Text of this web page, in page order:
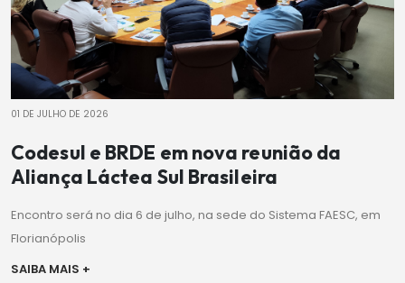
01 DE JULHO DE 2026
Codesul e BRDE em nova reunião da
Aliança Láctea Sul Brasileira
Encontro será no dia 6 de julho, na sede do Sistema FAESC, em
Florianópolis
SAIBA MAIS +